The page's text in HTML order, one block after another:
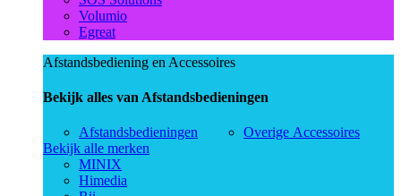
Volumio
Egreat
Afstandsbediening en Accessoires
Bekijk alles van Afstandsbedieningen
Afstandsbedieningen
Overige Accessoires
Bekijk alle merken
MINIX
Himedia